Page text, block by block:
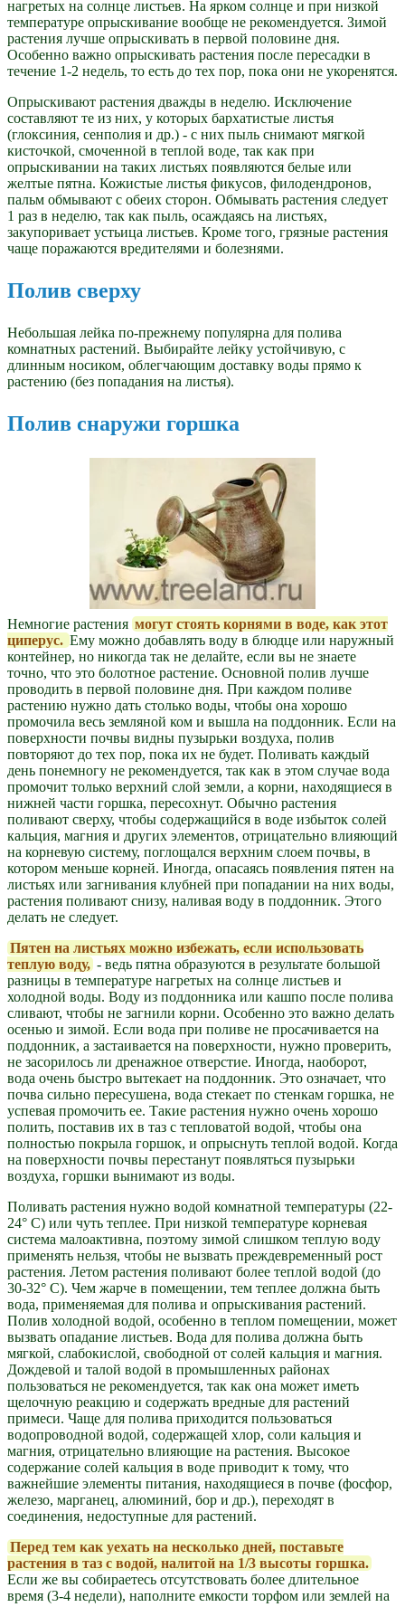
нагретых на солнце листьев. На ярком солнце и при низкой
температуре опрыскивание вообще не рекомендуется. Зимой
растения лучше опрыскивать в первой половине дня.
Особенно важно опрыскивать растения после пересадки в
течение 1-2 недель, то есть до тех пор, пока они не укоренятся.
Опрыскивают растения дважды в неделю. Исключение
составляют те из них, у которых бархатистые листья
(глоксиния, сенполия и др.) - с них пыль снимают мягкой
кисточкой, смоченной в теплой воде, так как при
опрыскивании на таких листьях появляются белые или
желтые пятна. Кожистые листья фикусов, филодендронов,
пальм обмывают с обеих сторон. Обмывать растения следует
1 раз в неделю, так как пыль, осаждаясь на листьях,
закупоривает устьица листьев. Кроме того, грязные растения
чаще поражаются вредителями и болезнями.
Полив сверху
Небольшая лейка по-прежнему популярна для полива
комнатных растений. Выбирайте лейку устойчивую, с
длинным носиком, облегчающим доставку воды прямо к
растению (без попадания на листья).
Полив снаружи горшка
Немногие растения могут стоять корнями в воде, как этот
циперус. Ему можно добавлять воду в блюдце или наружный
контейнер, но никогда так не делайте, если вы не знаете
точно, что это болотное растение. Основной полив лучше
проводить в первой половине дня. При каждом поливе
растению нужно дать столько воды, чтобы она хорошо
промочила весь земляной ком и вышла на поддонник. Если на
поверхности почвы видны пузырьки воздуха, полив
повторяют до тех пор, пока их не будет. Поливать каждый
день понемногу не рекомендуется, так как в этом случае вода
промочит только верхний слой земли, а корни, находящиеся в
нижней части горшка, пересохнут. Обычно растения
поливают сверху, чтобы содержащийся в воде избыток солей
кальция, магния и других элементов, отрицательно влияющий
на корневую систему, поглощался верхним слоем почвы, в
котором меньше корней. Иногда, опасаясь появления пятен на
листьях или загнивания клубней при попадании на них воды,
растения поливают снизу, наливая воду в поддонник. Этого
делать не следует.
Пятен на листьях можно избежать, если использовать
теплую воду, - ведь пятна образуются в результате большой
разницы в температуре нагретых на солнце листьев и
холодной воды. Воду из поддонника или кашпо после полива
сливают, чтобы не загнили корни. Особенно это важно делать
осенью и зимой. Если вода при поливе не просачивается на
поддонник, а застаивается на поверхности, нужно проверить,
не засорилось ли дренажное отверстие. Иногда, наоборот,
вода очень быстро вытекает на поддонник. Это означает, что
почва сильно пересушена, вода стекает по стенкам горшка, не
успевая промочить ее. Такие растения нужно очень хорошо
полить, поставив их в таз с тепловатой водой, чтобы она
полностью покрыла горшок, и опрыснуть теплой водой. Когда
на поверхности почвы перестанут появляться пузырьки
воздуха, горшки вынимают из воды.
Поливать растения нужно водой комнатной температуры (22-
24° С) или чуть теплее. При низкой температуре корневая
система малоактивна, поэтому зимой слишком теплую воду
применять нельзя, чтобы не вызвать преждевременный рост
растения. Летом растения поливают более теплой водой (до
30-32° С). Чем жарче в помещении, тем теплее должна быть
вода, применяемая для полива и опрыскивания растений.
Полив холодной водой, особенно в теплом помещении, может
вызвать опадание листьев. Вода для полива должна быть
мягкой, слабокислой, свободной от солей кальция и магния.
Дождевой и талой водой в промышленных районах
пользоваться не рекомендуется, так как она может иметь
щелочную реакцию и содержать вредные для растений
примеси. Чаще для полива приходится пользоваться
водопроводной водой, содержащей хлор, соли кальция и
магния, отрицательно влияющие на растения. Высокое
содержание солей кальция в воде приводит к тому, что
важнейшие элементы питания, находящиеся в почве (фосфор,
железо, марганец, алюминий, бор и др.), переходят в
соединения, недоступные для растений.
Перед тем как уехать на несколько дней, поставьте
растения в таз с водой, налитой на 1/3 высоты горшка.
Если же вы собираетесь отсутствовать более длительное
время (3-4 недели), наполните емкости торфом или землей на